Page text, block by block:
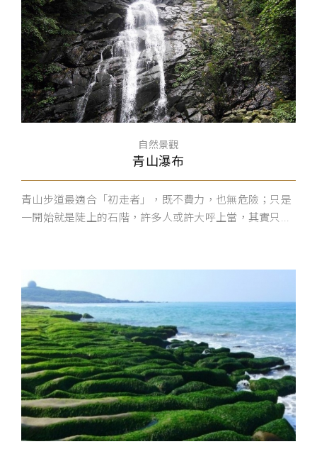
自然景觀
青山瀑布
青山步道最適合「初走者」，既不費力，也無危險；只是
一開始就是陡上的石階，許多人或許大呼上當，其實只...